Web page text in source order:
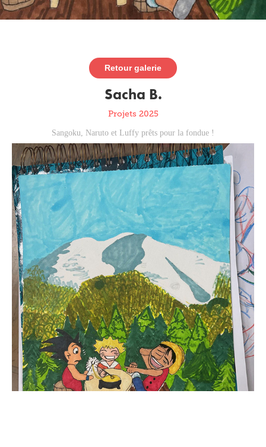
Retour galerie
Sacha B.
Projets 2025
Sangoku, Naruto et Luffy prêts pour la fondue !